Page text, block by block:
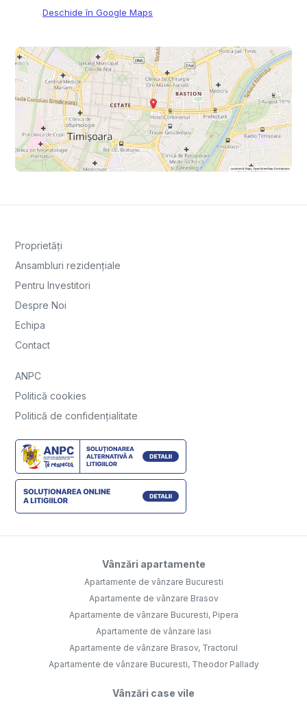
Deschide în Google Maps
Proprietăți
Ansambluri rezidențiale
Pentru Investitori
Despre Noi
Echipa
Contact
ANPC
Politică cookies
Politică de confidențialitate
Vânzări apartamente
Apartamente de vânzare Bucuresti
Apartamente de vânzare Brasov
Apartamente de vânzare Bucuresti, Pipera
Apartamente de vânzare Iasi
Apartamente de vânzare Brasov, Tractorul
Apartamente de vânzare Bucuresti, Theodor Pallady
Vânzări case vile